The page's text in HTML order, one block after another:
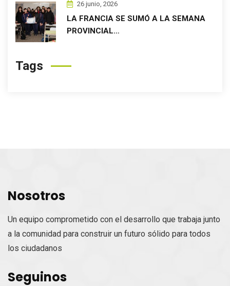
26 junio, 2026
LA FRANCIA SE SUMÓ A LA SEMANA
PROVINCIAL…
Tags
Nosotros
Un equipo comprometido con el desarrollo que trabaja junto
a la comunidad para construir un futuro sólido para todos
los ciudadanos
Seguinos